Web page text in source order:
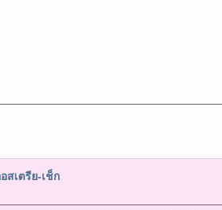
สเตรีย-เช็ก